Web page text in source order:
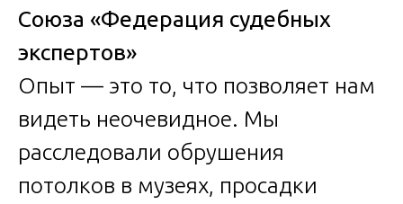
Союза «Федерация судебных
экспертов»
Опыт — это то, что позволяет нам
видеть неочевидное. Мы
расследовали обрушения
потолков в музеях, просадки